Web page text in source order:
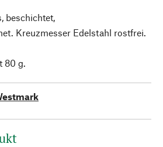
beschichtet,
Kreuzmesser Edelstahl rostfrei.
80 g.